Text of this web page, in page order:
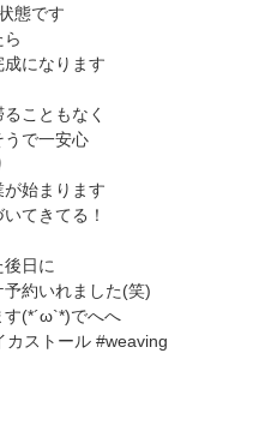
態です
になります
こともなく
うで一安心
始まります
てきてる！
日に
約いれました(笑)
(*´ω`*)でへへ
ストール #weaving